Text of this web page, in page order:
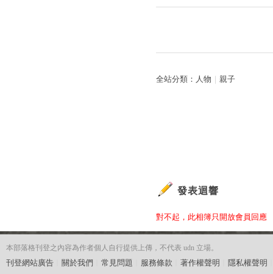
全站分類： 人物 親子
發表迴響
對不起，此相簿只開放會員回應
本部落格刊登之內容為作者個人自行提供上傳，不代表 udn 立場。
刊登網站廣告 關於我們 常見問題 服務條款 著作權聲明 隱私權聲明